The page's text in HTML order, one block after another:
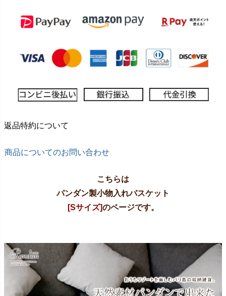
返品特約について
商品についてのお問い合わせ
こちらは
パンダン製小物入れバスケット
[Sサイズ]のページです。